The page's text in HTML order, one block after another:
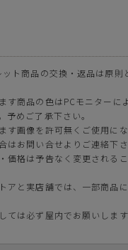
ット商品の交換・返品は原則
す商品の色はPCモニターに
予めご了承下さい。
す画像を許可無くご使用に
はお問い合せよりご連絡下さ
価格は予告なく変更される
アと実店舗では、一部商品
ては必ず屋内でお願いします